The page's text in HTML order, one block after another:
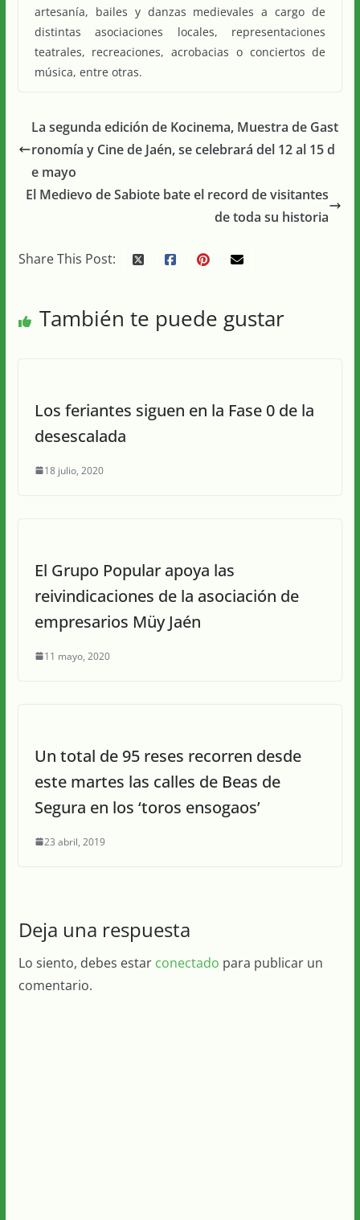
artesanía, bailes y danzas medievales a cargo de
distintas asociaciones locales, representaciones
teatrales, recreaciones, acrobacias o conciertos de
música, entre otras.
La segunda edición de Kocinema, Muestra de Gast
ronomía y Cine de Jaén, se celebrará del 12 al 15 d
e mayo
El Medievo de Sabiote bate el record de visitantes
de toda su historia
Share This Post:
También te puede gustar
Los feriantes siguen en la Fase 0 de la
desescalada
18 julio, 2020
El Grupo Popular apoya las
reivindicaciones de la asociación de
empresarios Müy Jaén
11 mayo, 2020
Un total de 95 reses recorren desde
este martes las calles de Beas de
Segura en los ‘toros ensogaos’
23 abril, 2019
Deja una respuesta
Lo siento, debes estar conectado para publicar un
comentario.